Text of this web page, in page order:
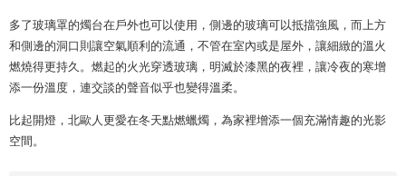
多了玻璃罩的燭台在戶外也可以使用，側邊的玻璃可以抵擋強風，而上方
和側邊的洞口則讓空氣順利的流通，不管在室內或是屋外，讓細緻的溫火
燃燒得更持久。燃起的火光穿透玻璃，明滅於漆黑的夜裡，讓冷夜的寒增
添一份溫度，連交談的聲音似乎也變得溫柔。
比起開燈，北歐人更愛在冬天點燃蠟燭，為家裡增添一個充滿情趣的光影
空間。